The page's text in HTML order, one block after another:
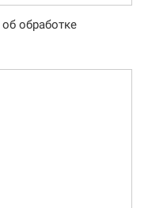
об обработке